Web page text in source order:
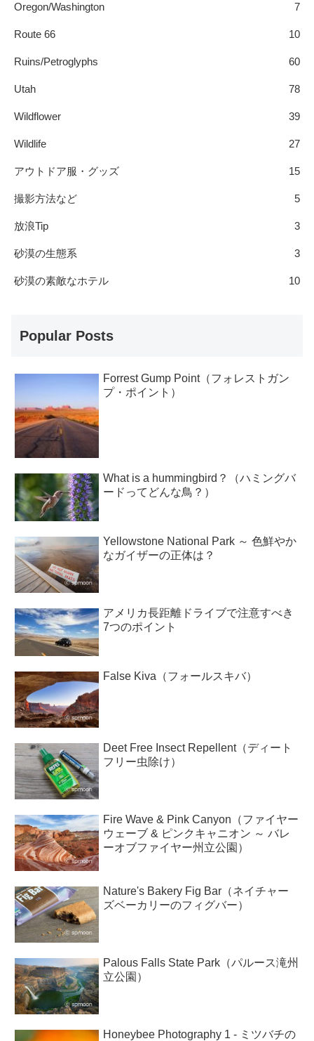
Oregon/Washington 7
Route 66 10
Ruins/Petroglyphs 60
Utah 78
Wildflower 39
Wildlife 27
アウトドア服・グッズ 15
撮影方法など 5
放浪Tip 3
砂漠の生態系 3
砂漠の素敵なホテル 10
Popular Posts
Forrest Gump Point（フォレストガン
プ・ポイント）
What is a hummingbird？（ハミングバ
ードってどんな鳥？）
Yellowstone National Park ～ 色鮮やか
なガイザーの正体は？
アメリカ長距離ドライブで注意すべき
7つのポイント
False Kiva（フォールスキバ）
Deet Free Insect Repellent（ディート
フリー虫除け）
Fire Wave & Pink Canyon（ファイヤー
ウェーブ & ピンクキャニオン ～ バレ
ーオブファイヤー州立公園）
Nature's Bakery Fig Bar（ネイチャー
ズベーカリーのフィグバー）
Palous Falls State Park（パルース滝州
立公園）
Honeybee Photography 1 - ミツバチの